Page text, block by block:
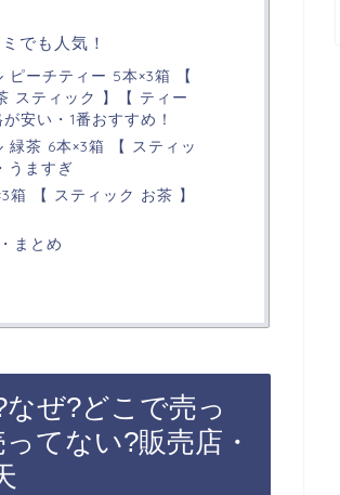
でも人気！
ーチティー 5本×3箱 【
スティック 】【 ティー
安い・1番おすすめ！
茶 6本×3箱 【 スティッ
うますぎ
箱 【 スティック お茶 】
まとめ
ぜ?どこで売っ
てない?販売店・